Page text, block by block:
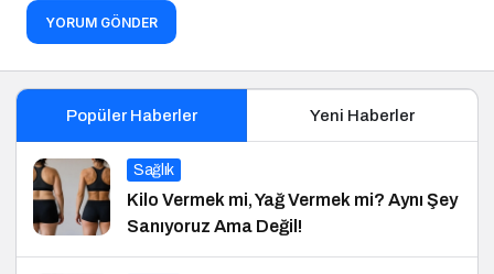
YORUM GÖNDER
Popüler Haberler Yeni Haberler
Sağlık
Kilo Vermek mi, Yağ Vermek mi? Aynı Şey
Sanıyoruz Ama Değil!